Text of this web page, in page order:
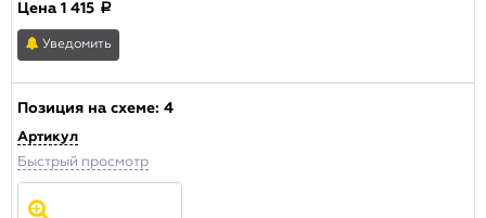
Цена 1 415 a
Уведомить
Позиция на схеме: 4
Артикул
Быстрый просмотр